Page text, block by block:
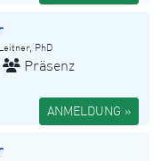
PhD
Präsenz
ANMELDUNG »